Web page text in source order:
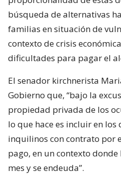
búsqueda de alternativas
familias en situación de
contexto de crisis
dificultades para pagar el
El senador kirchnerista
Gobierno que, “bajo la
propiedad privada de los
lo que hace es incluir en los
inquilinos con contrato por
pago, en un contexto
mes y se endeuda”.